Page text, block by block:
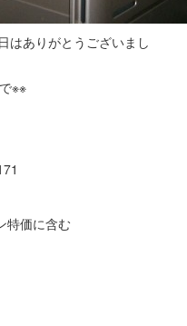
はありがとうございまし
※※
特価に含む